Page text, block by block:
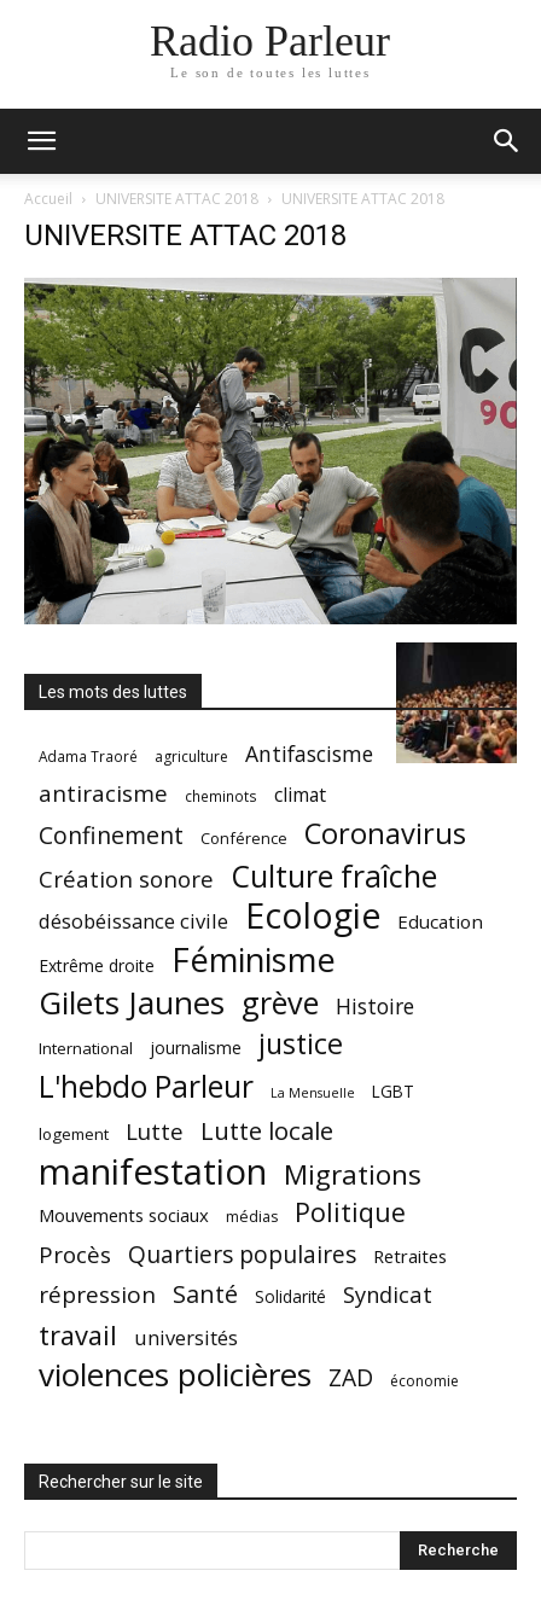
Radio Parleur
Le son de toutes les luttes
Accueil UNIVERSITE ATTAC 2018 UNIVERSITE ATTAC 2018
UNIVERSITE ATTAC 2018
Les mots des luttes
Adama Traoré agriculture Antifascisme
antiracisme cheminots climat
Confinement Conférence Coronavirus
Création sonore Culture fraîche
désobéissance civile Ecologie Education
Extrême droite Féminisme
Gilets Jaunes grève Histoire
International journalisme justice
L'hebdo Parleur La Mensuelle
LGBT
logement
Lutte Lutte locale
manifestation Migrations
Mouvements sociaux médias Politique
Procès Quartiers populaires Retraites
répression Santé Solidarité Syndicat
travail universités
violences policières ZAD économie
Rechercher sur le site